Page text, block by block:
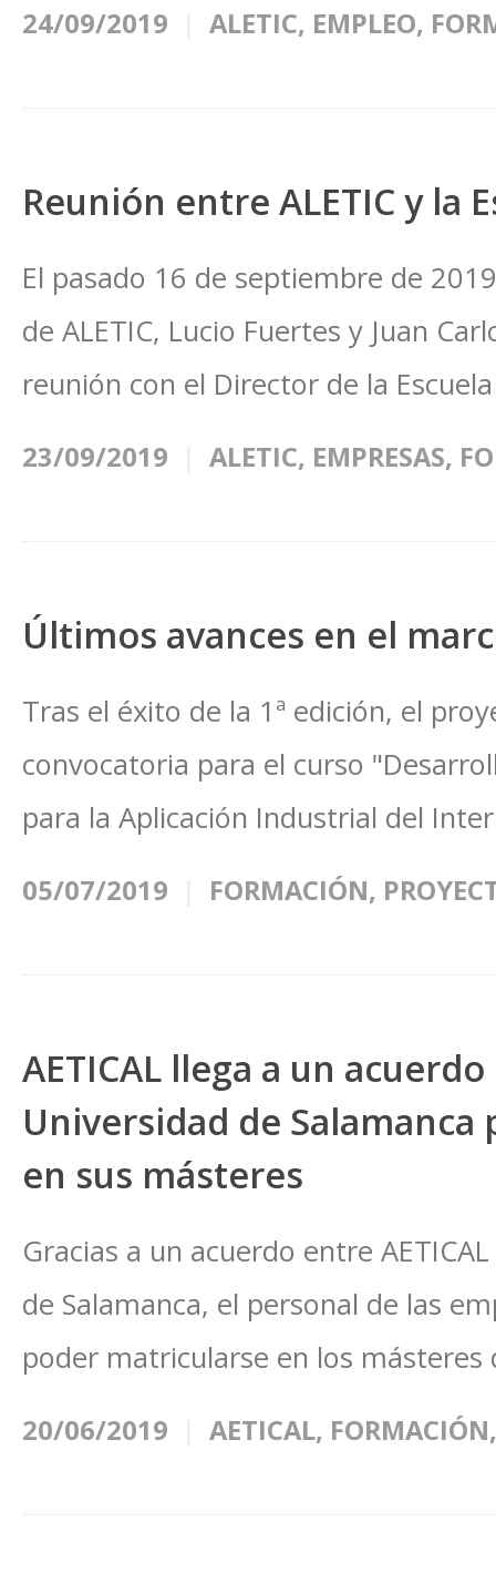
24/09/2019 ALETIC, EMPLEO,
Reunión entre ALETIC y la
El pasado 16 de septiembre de
de ALETIC, Lucio Fuertes y Juan
reunión con el Director de la
23/09/2019 ALETIC, EMPRESAS,
Últimos avances en el
Tras el éxito de la 1ª edición, el
convocatoria para el curso
para la Aplicación Industrial del
05/07/2019 FORMACIÓN,
AETICAL llega a un
Universidad de
en sus másteres
Gracias a un acuerdo entre
de Salamanca, el personal de las
poder matricularse en los másteres
20/06/2019 AETICAL, FORMACIÓN